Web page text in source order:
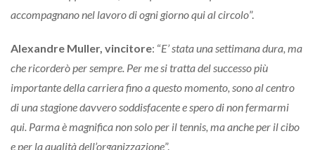
accompagnano nel lavoro di ogni giorno qui al circolo”.
Alexandre Muller, vincitore: “E’ stata una settimana dura, ma
che ricorderò per sempre. Per me si tratta del successo più
importante della carriera fino a questo momento, sono al centro
di una stagione davvero soddisfacente e spero di non fermarmi
qui. Parma è magnifica non solo per il tennis, ma anche per il cibo
e per la qualità dell’organizzazione”.